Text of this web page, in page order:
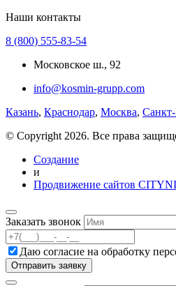
Наши контакты
8 (800) 555-83-54
Московское ш., 92
info@kosmin-grupp.com
Казань, Краснодар, Москва,
© Copyright 2026. Все права
Создание
и
Продвижение сайтов
Заказать звонок
Даю согласие на обработку